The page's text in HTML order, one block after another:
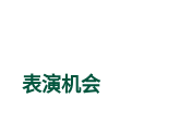
表演机会